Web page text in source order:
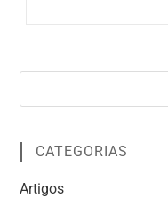
CATEGORIAS
Artigos